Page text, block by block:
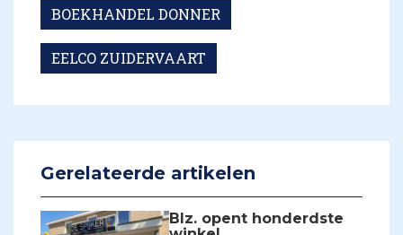
BOEKHANDEL DONNER
EELCO ZUIDERVAART
Gerelateerde artikelen
Blz. opent honderdste